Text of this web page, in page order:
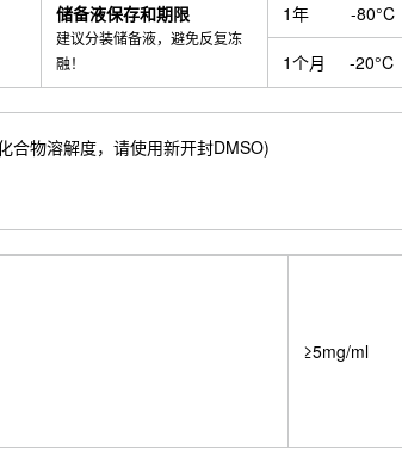
储备液保存和期限
建议分装储备液，避免反复冻
融！
1年 -80°C
1个月 -20°C
合物溶解度，请使用新开封DMSO)
≥5mg/ml